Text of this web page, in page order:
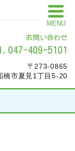
MENU
お問い合わせ
409-5101
〒273-0865
橋市夏見1丁目5-20